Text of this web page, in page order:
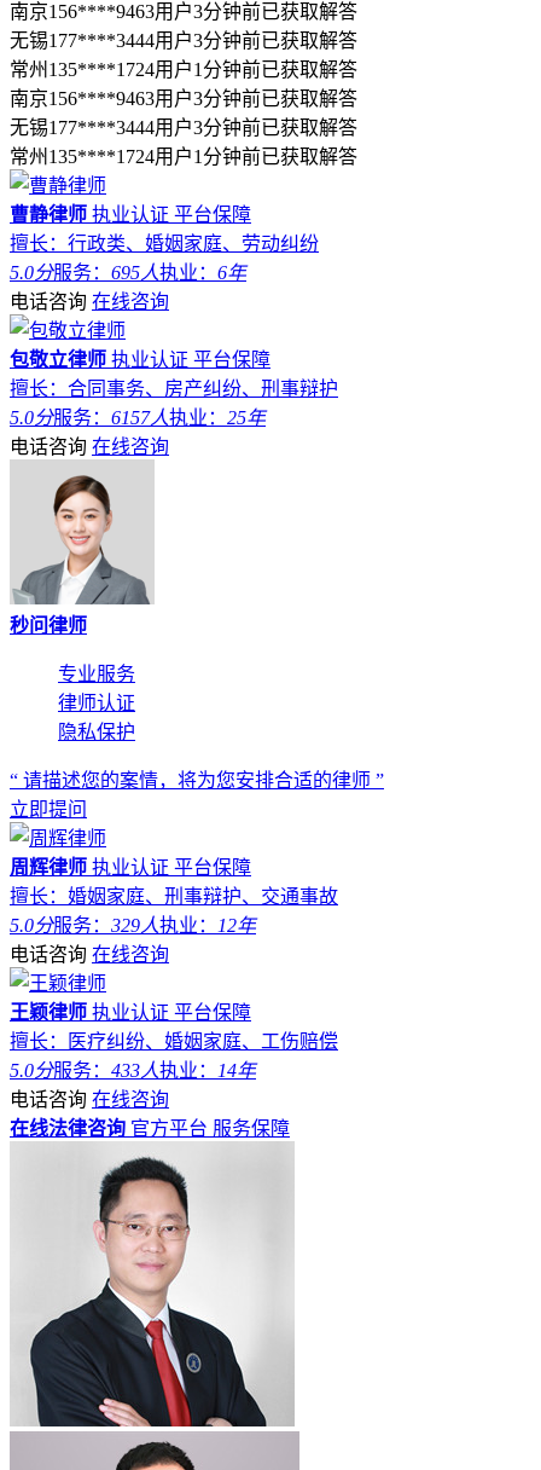
南京156****9463用户3分钟前已获取解答
无锡177****3444用户3分钟前已获取解答
常州135****1724用户1分钟前已获取解答
南京156****9463用户3分钟前已获取解答
无锡177****3444用户3分钟前已获取解答
常州135****1724用户1分钟前已获取解答
曹静律师 执业认证 平台保障
擅长：行政类、婚姻家庭、劳动纠纷
5.0分服务： 695人执业： 6年
电话咨询 在线咨询
包敬立律师 执业认证 平台保障
擅长：合同事务、房产纠纷、刑事辩护
5.0分服务： 6157人执业： 25年
电话咨询 在线咨询
秒问律师
专业服务
律师认证
隐私保护
“ 请描述您的案情，将为您安排合适的律师 ”
立即提问
周辉律师 执业认证 平台保障
擅长：婚姻家庭、刑事辩护、交通事故
5.0分服务： 329人执业： 12年
电话咨询 在线咨询
王颖律师 执业认证 平台保障
擅长：医疗纠纷、婚姻家庭、工伤赔偿
5.0分服务： 433人执业： 14年
电话咨询 在线咨询
在线法律咨询 官方平台 服务保障